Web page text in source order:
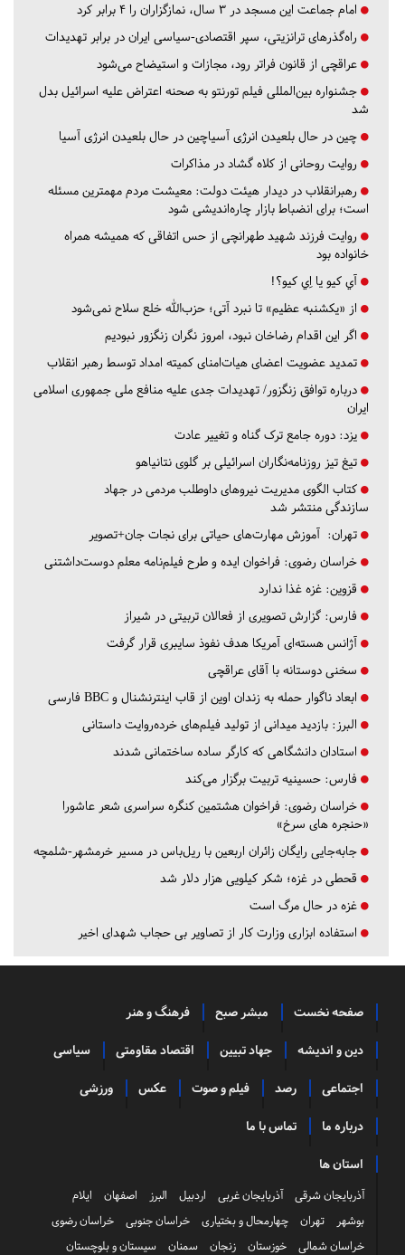
امام جماعت این مسجد در ۳ سال، نمازگزاران را ۴ برابر کرد
راه‌گذرهای ترانزیتی، سپر اقتصادی-سیاسی ایران در برابر تهدیدات
عراقچی از قانون فراتر رود، مجازات و استیضاح می‌شود
جشنواره بین‌المللی فیلم تورنتو به صحنه اعتراض علیه اسرائیل بدل
شد
چین در حال بلعیدن انرژی آسیاچین در حال بلعیدن انرژی آسیا
روایت روحانی از کلاه گشاد در مذاکرات
رهبرانقلاب در دیدار هیئت دولت: معیشت مردم مهمترین مسئله
است؛ برای انضباط بازار چاره‌اندیشی شود
روایت فرزند شهید طهرانچی از حس اتفاقی که همیشه همراه
خانواده بود
آي كيو يا اِي كيو؟!
از «یکشنبه عظیم» تا نبرد آتی؛ حزب‌الله خلع سلاح نمی‌شود
اگر این اقدام رضاخان نبود، امروز نگران زنگزور نبودیم
تمدید عضویت اعضای هیات‌امنای کمیته امداد توسط رهبر انقلاب
درباره توافق زنگزور/ تهدیدات جدی علیه منافع ملی جمهوری اسلامی
ایران
یزد: دوره جامع ترک گناه و تغییر عادت
تیغ تیز روزنامه‌نگاران اسرائیلی بر گلوی نتانیاهو
کتاب الگوی مدیریت نیروهای داوطلب مردمی در جهاد
سازندگی منتشر شد
تهران: آموزش مهارت‌های حیاتی برای نجات جان+تصویر
خراسان رضوی: فراخوان ایده و طرح فیلم‌نامه معلم دوست‌داشتنی
قزوین: غزه غذا ندارد
فارس: گزارش تصویری از فعالان تربیتی در شیراز
آژانس هسته‌ای آمریکا هدف نفوذ سایبری قرار گرفت
سخنی دوستانه با آقای عراقچی
ابعاد ناگوار حمله به زندان اوین از قاب اینترنشنال و BBC فارسی
البرز: بازدید میدانی از تولید فیلم‌های خرده‌روایت داستانی
استادان دانشگاهی که کارگر ساده ساختمانی شدند
فارس: حسینیه تربیت برگزار می‌کند
خراسان رضوی: فراخوان هشتمین کنگره سراسری شعر عاشورا
«حنجره های سرخ»
جابه‌جایی رایگان زائران اربعین با ریل‌باس در مسیر خرمشهر-شلمچه
قحطی در غزه؛ شکر کیلویی هزار دلار شد
غزه در حال مرگ است
استفاده ابزاری وزارت کار از تصاویر بی حجاب شهدای اخیر
صفحه نخست مبشر صبح فرهنگ و هنر
دین و اندیشه جهاد تبیین اقتصاد مقاومتی سیاسی
اجتماعی رصد فیلم و صوت عکس ورزشی
درباره ما تماس با ما
استان ها
آذربایجان شرقی آذربایجان غربی اردبیل البرز اصفهان
ایلام
بوشهر
تهران چهارمحال و بختیاری خراسان جنوبی
خراسان رضوی
خراسان شمالی
خوزستان زنجان سمنان سیستان و بلوچستان